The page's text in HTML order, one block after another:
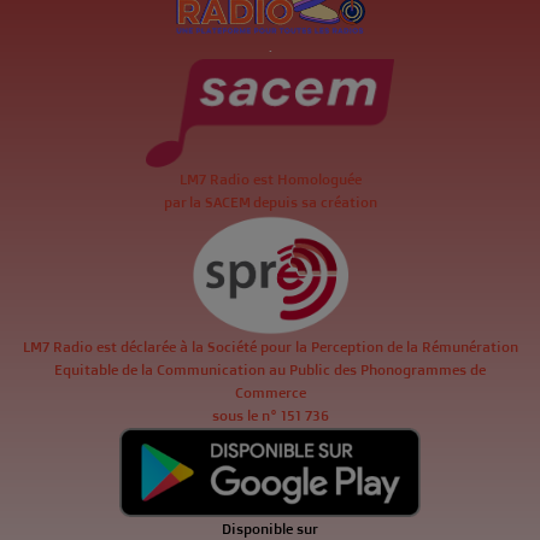
.
LM7 Radio est Homologuée
par la SACEM depuis sa création
LM7 Radio est déclarée à la Société pour la Perception de la Rémunération
Equitable de la Communication au Public des Phonogrammes de
Commerce
sous le n° 151 736
Disponible sur